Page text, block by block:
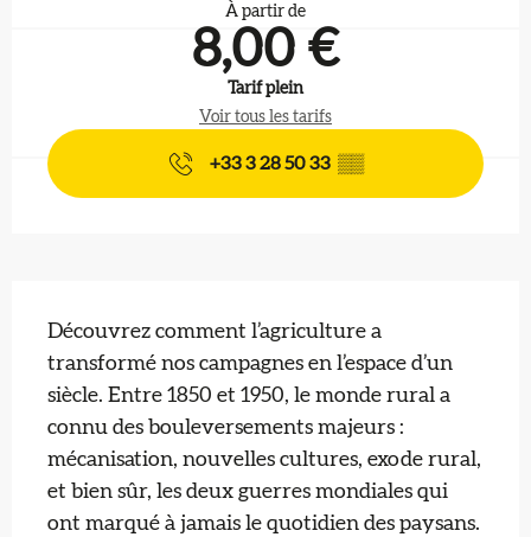
À partir de
8,00 €
Tarif plein
Voir tous les tarifs
+33 3 28 50 33 ▒▒
Découvrez comment l’agriculture a
transformé nos campagnes en l’espace d’un
siècle. Entre 1850 et 1950, le monde rural a
connu des bouleversements majeurs :
mécanisation, nouvelles cultures, exode rural,
et bien sûr, les deux guerres mondiales qui
ont marqué à jamais le quotidien des paysans.